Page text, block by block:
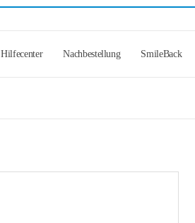
Hilfecenter Nachbestellung SmileBack